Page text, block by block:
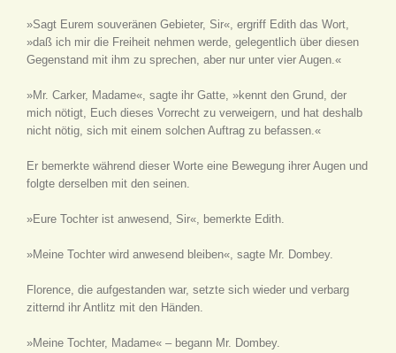
»Sagt Eurem souveränen Gebieter, Sir«, ergriff Edith das Wort,
»daß ich mir die Freiheit nehmen werde, gelegentlich über diesen
Gegenstand mit ihm zu sprechen, aber nur unter vier Augen.«
»Mr. Carker, Madame«, sagte ihr Gatte, »kennt den Grund, der
mich nötigt, Euch dieses Vorrecht zu verweigern, und hat deshalb
nicht nötig, sich mit einem solchen Auftrag zu befassen.«
Er bemerkte während dieser Worte eine Bewegung ihrer Augen und
folgte derselben mit den seinen.
»Eure Tochter ist anwesend, Sir«, bemerkte Edith.
»Meine Tochter wird anwesend bleiben«, sagte Mr. Dombey.
Florence, die aufgestanden war, setzte sich wieder und verbarg
zitternd ihr Antlitz mit den Händen.
»Meine Tochter, Madame« – begann Mr. Dombey.